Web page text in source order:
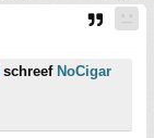
schreef NoCigar